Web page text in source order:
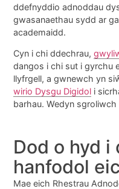
ddefnyddio adnoddau
gwasanaethau sydd ar
academaidd.
Cyn i chi ddechrau,
dangos i chi sut i gyrchu
llyfrgell, a gwnewch yn
wirio Dysgu Digidol i
barhau. Wedyn
Dod o hyd i
hanfodol
Mae eich Rhestrau